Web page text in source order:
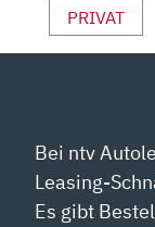
ANZEIGEN
PRIVAT
Bei ntv
Leasing-
Es gibt